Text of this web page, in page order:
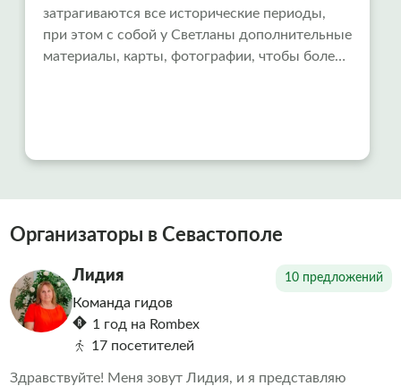
затрагиваются все исторические периоды,
при этом с собой у Светланы дополнительные
материалы, карты, фотографии, чтобы более
Организаторы в Севастополе
Лидия 10 предложений
Команда гидов
1 год на Rombex
17 посетителей
Здравствуйте! Меня зовут Лидия, и я представляю